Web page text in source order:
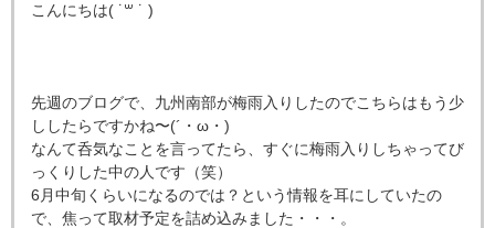
こんにちは( ˙ ꒳ ˙ )
先週のブログで、九州南部が梅雨入りしたのでこちらはもう少
ししたらですかね〜(´・ω・)
なんて呑気なことを言ってたら、すぐに梅雨入りしちゃってび
っくりした中の人です（笑）
6月中旬くらいになるのでは？という情報を耳にしていたの
で、焦って取材予定を詰め込みました・・・。